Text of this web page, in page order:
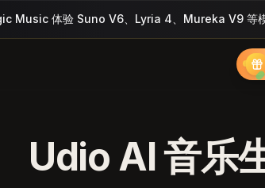
Music 体验 Suno V6、Lyria 4、Mureka V9 等模
Udio AI 音乐